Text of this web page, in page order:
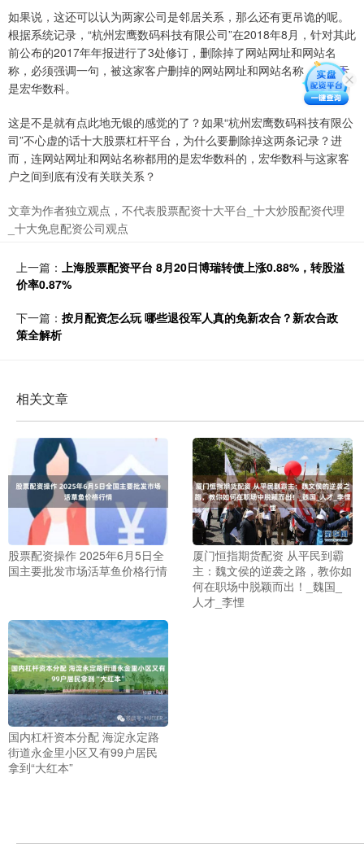
如果说，这还可以认为两家公司是邻居关系，那么还有更吊诡的呢。
根据系统记录，“杭州宏鹰数码科技有限公司”在2018年8月，针对其此
前公布的2017年年报进行了3处修订，删除掉了网站网址和网站名
称，必须强调一句，被这家客户删掉的网站网址和网站名称，都显示
是宏华数科。
这是不是就有点此地无银的感觉的了？如果“杭州宏鹰数码科技有限公
司”不心虚的话十大股票杠杆平台，为什么要删除掉这两条记录？进
而，连网站网址和网站名称都用的是宏华数科的，宏华数科与这家客
户之间到底有没有关联关系？
文章为作者独立观点，不代表股票配资十大平台_十大炒股配资代理
_十大免息配资公司观点
上一篇： 上海股票配资平台 8月20日博瑞转债上涨0.88%，转股溢
价率0.87%
下一篇： 按月配资怎么玩 哪些退役军人真的免新农合？新农合政
策全解析
相关文章
股票配资操作 2025年6月5日全
国主要批发市场活草鱼价格行情
厦门恒指期货配资 从平民到霸
主：魏文侯的逆袭之路，教你如
何在职场中脱颖而出！_魏国_
人才_李悝
国内杠杆资本分配 海淀永定路
街道永金里小区又有99户居民
拿到“大红本”